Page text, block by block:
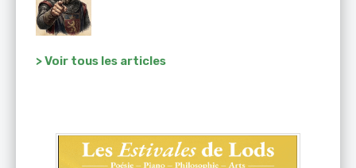
> Voir tous les articles